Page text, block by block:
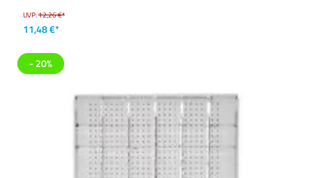
UVP:12,26 €*
11,48 €*
- 20%